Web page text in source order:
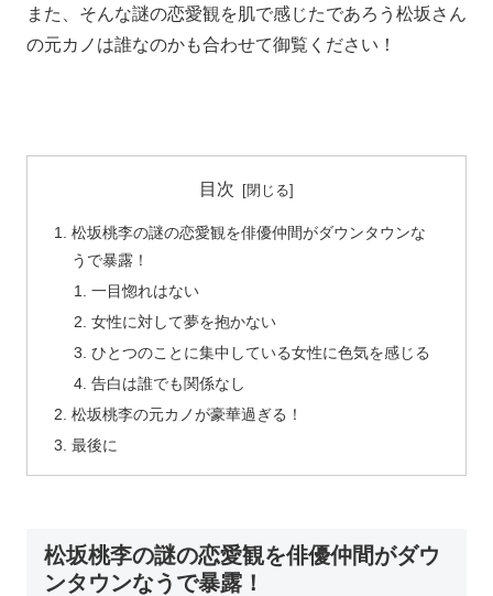
また、そんな謎の恋愛観を肌で感じたであろう松坂さん
の元カノは誰なのかも合わせて御覧ください！
目次
松坂桃李の謎の恋愛観を俳優仲間がダウンタウンな
うで暴露！
一目惚れはない
女性に対して夢を抱かない
ひとつのことに集中している女性に色気を感じる
告白は誰でも関係なし
松坂桃李の元カノが豪華過ぎる！
最後に
松坂桃李の謎の恋愛観を俳優仲間がダウ
ンタウンなうで暴露！